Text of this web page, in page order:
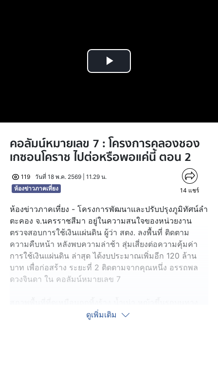
Play
คอลัมน์หมายเลข 7 : โครงการคลองชอง
เกซอนโคราช ไปต่อหรือพอแค่นี้ ตอน 2
119
วันที่ 18 พ.ค. 2569 | 11.29 น.
ห้องข่าวภาคเที่ยง
14 แชร์
ห้องข่าวภาคเที่ยง - โครงการพัฒนาและปรับปรุงภูมิทัศน์ลำ
ตะคอง จ.นครราชสีมา อยู่ในความสนใจของหน่วยงาน
ตรวจสอบการใช้เงินแผ่นดิน ผู้ว่า สตง. ลงพื้นที่ ติดตาม
ความคืบหน้า หลังพบความล่าช้า สุ่มเสี่ยงต่อความคุ้มค่า
การใช้เงินแผ่นดิน ล่าสุด ได้งบประมาณเพิ่มอีก 120 ล้าน
บาท เพื่อก่อสร้าง ระยะที่ 2 ติดตามจากคุณหนึ่ง อรรถพล
ดวงจินดา ใน คอลัมน์หมายเลข 7
เดินริมน้ำ จนชาวบ้านหลายคนวิพากษ์วิจารณ์ ติติงและ
ดูเพิ่มเติม